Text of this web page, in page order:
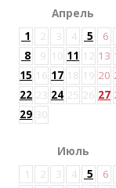
Апрель
1
2 3 4 5 6
8
9 10 11 12 13
15 16 17 18 19 20
22 23 24 25 26 27
29 30
Июль
1
2 3 4 5 6